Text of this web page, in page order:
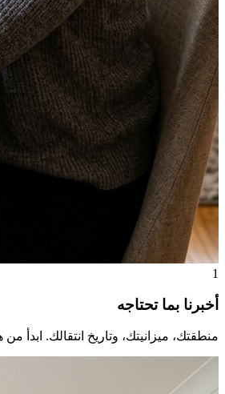
1
أخبرنا بما تحتاجه
منطقتك، ميزانيتك، وتاريخ انتقالك. ابدأ من